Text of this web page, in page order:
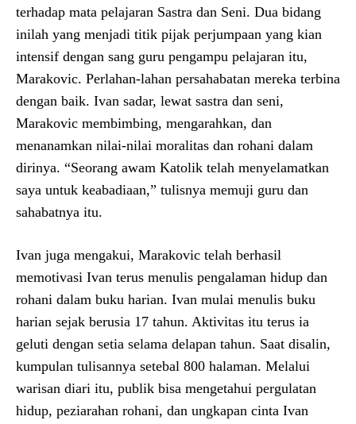
terhadap mata pelajaran Sastra dan Seni. Dua bidang
inilah yang menjadi titik pijak perjumpaan yang kian
intensif dengan sang guru pengampu pelajaran itu,
Marakovic. Perlahan-lahan persahabatan mereka terbina
dengan baik. Ivan sadar, lewat sastra dan seni,
Marakovic membimbing, mengarahkan, dan
menanamkan nilai-nilai moralitas dan rohani dalam
dirinya. “Seorang awam Katolik telah menyelamatkan
saya untuk keabadiaan,” tulisnya memuji guru dan
sahabatnya itu.
Ivan juga mengakui, Marakovic telah berhasil
memotivasi Ivan terus menulis pengalaman hidup dan
rohani dalam buku harian. Ivan mulai menulis buku
harian sejak berusia 17 tahun. Aktivitas itu terus ia
geluti dengan setia selama delapan tahun. Saat disalin,
kumpulan tulisannya setebal 800 halaman. Melalui
warisan diari itu, publik bisa mengetahui pergulatan
hidup, peziarahan rohani, dan ungkapan cinta Ivan